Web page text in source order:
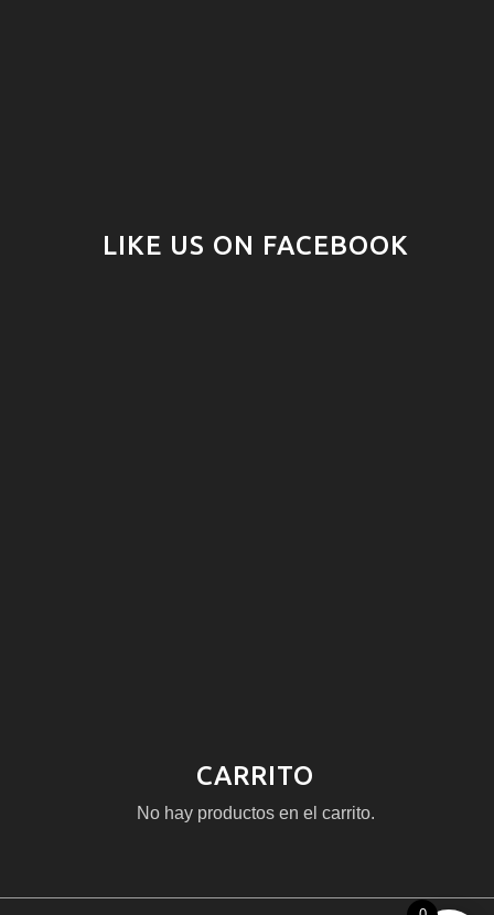
LIKE US ON FACEBOOK
CARRITO
No hay productos en el carrito.